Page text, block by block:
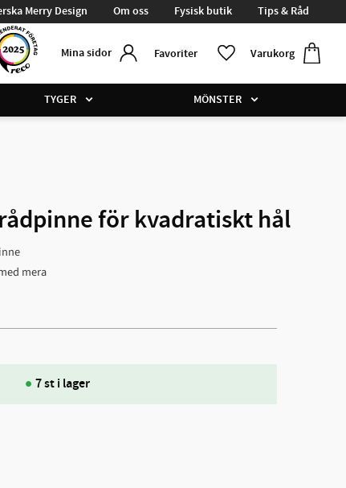
Merry Design Om oss Fysisk butik Tips & Råd
Mina sidor Favoriter Varukorg
Favoriter
TYGER MÖNSTER
för kvadratiskt hål
mera
7 st i lager